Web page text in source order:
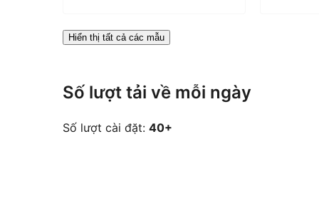
Hiển thị tất cả các mẫu
Số lượt tải về mỗi ngày
Số lượt cài đặt: 40+